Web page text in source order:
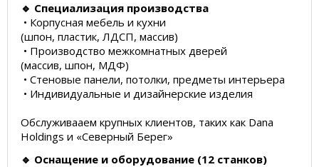
🔹 Специализация производства
• Корпусная мебель и кухни
(шпон, пластик, ЛДСП, массив)
• Производство межкомнатных дверей
(массив, шпон, МДФ)
• Стеновые панели, потолки, предметы интерьера
• Индивидуальные и дизайнерские изделия
Обслуживааем крупных клиентов, таких как Dana
Holdings и «Северный Берег»
🔹 Оснащение и оборудование (12 станков)